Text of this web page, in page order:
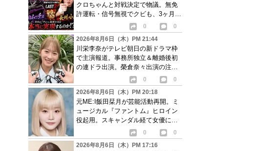
クロちゃんと対戦決定で物議。無免
許運転・信号無視でクビも、3ヶ月で
0
0
2026年8月6日（木）PM 21:44
川栄李奈がテレビ朝日の新ドラマ枠
で主演報道。事務所独立＆離婚後初
の連ドラ出演。榮倉奈々出演の注目
0
0
2026年8月6日（木）PM 20:18
元ME:I飯田栞月が芸能活動再開。ミ
ュージカル『ファントム』ヒロイン
役起用。スキャンダル経て女優に転
0
0
2026年8月6日（木）PM 17:16